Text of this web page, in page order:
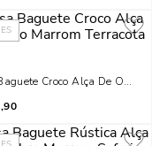
TerracotaCroco Alça De